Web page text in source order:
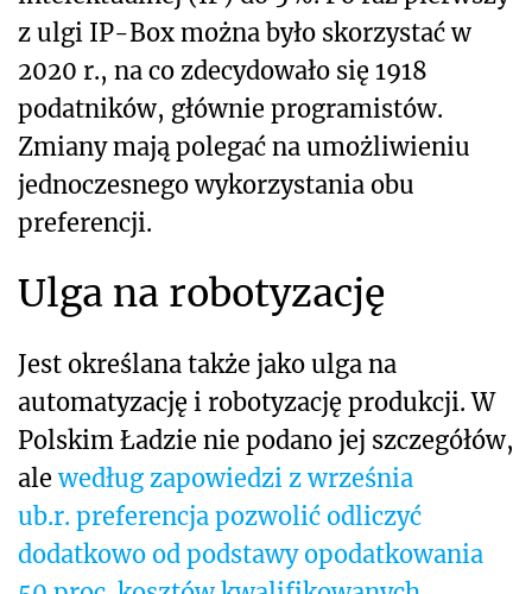
z ulgi IP-Box można było skorzystać w
2020 r., na co zdecydowało się 1918
podatników, głównie programistów.
Zmiany mają polegać na umożliwieniu
jednoczesnego wykorzystania obu
preferencji.
Ulga na robotyzację
Jest określana także jako ulga na
automatyzację i robotyzację produkcji. W
Polskim Ładzie nie podano jej szczegółów,
alewedług zapowiedzi z września
ub.r. preferencja pozwolić odliczyć
dodatkowo od podstawy opodatkowania